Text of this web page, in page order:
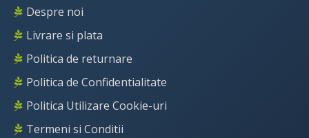
Despre noi
Livrare si plata
Politica de returnare
Politica de Confidentialitate
Politica Utilizare Cookie-uri
Termeni si Conditii